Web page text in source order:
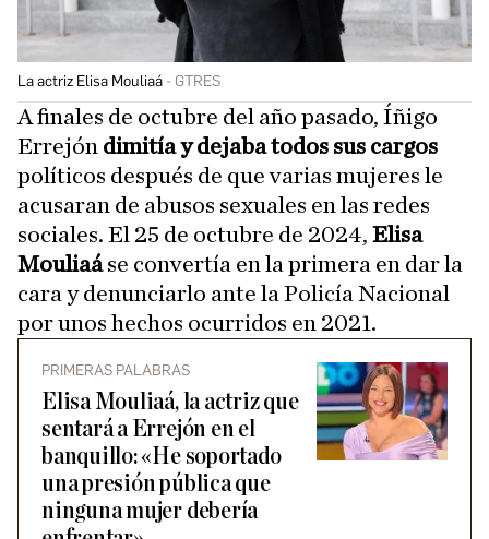
La actriz Elisa Mouliaá GTRES
A finales de octubre del año pasado, Íñigo
Errejón dimitía y dejaba todos sus cargos
políticos después de que varias mujeres le
acusaran de abusos sexuales en las redes
sociales. El 25 de octubre de 2024, Elisa
Mouliaáse convertía en la primera en dar la
cara y denunciarlo ante la Policía Nacional
por unos hechos ocurridos en 2021.
PRIMERAS PALABRAS
Elisa Mouliaá, la actriz que
sentará a Errejón en el
banquillo: «He soportado
una presión pública que
ninguna mujer debería